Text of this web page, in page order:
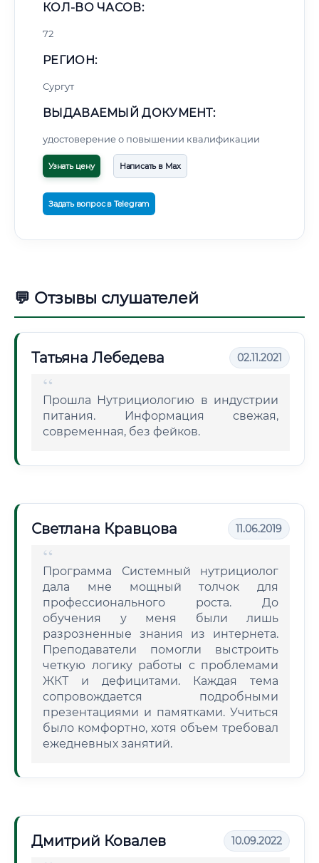
КОЛ-ВО ЧАСОВ:
72
РЕГИОН:
Сургут
ВЫДАВАЕМЫЙ ДОКУМЕНТ:
удостоверение о повышении квалификации
Узнать цену Написать в Max
Задать вопрос в Telegram
💬 Отзывы слушателей
Татьяна Лебедева 02.11.2021
Прошла Нутрициологию в индустрии
питания. Информация свежая,
современная, без фейков.
Светлана Кравцова 11.06.2019
Программа Системный нутрициолог
дала мне мощный толчок для
профессионального роста. До
обучения у меня были лишь
разрозненные знания из интернета.
Преподаватели помогли выстроить
четкую логику работы с проблемами
ЖКТ и дефицитами. Каждая тема
сопровождается подробными
презентациями и памятками. Учиться
было комфортно, хотя объем требовал
ежедневных занятий.
Дмитрий Ковалев 10.09.2022